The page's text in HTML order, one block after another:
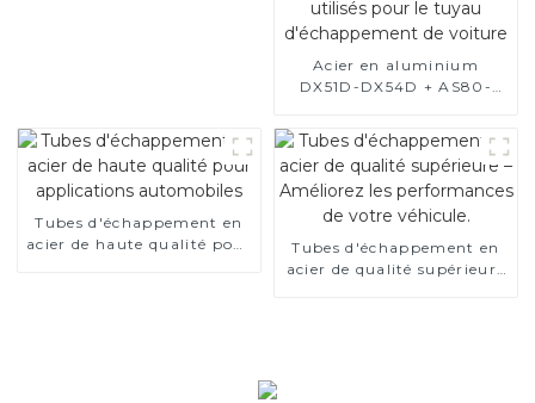
Acier en aluminium
DX51D-DX54D + AS80-
d'aluminium et tuyaux et
tubes en acier en
aluminium utilisés pour le
tuyau d'échappement de
voiture
Tubes d'échappement en
acier de haute qualité pour
Tubes d'échappement en
acier de qualité supérieure